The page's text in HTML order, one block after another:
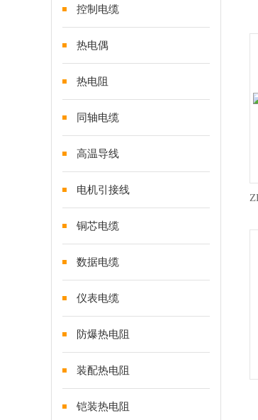
控制电缆
热电偶
热电阻
同轴电缆
高温导线
电机引接线
铜芯电缆
数据电缆
仪表电缆
防爆热电阻
装配热电阻
铠装热电阻